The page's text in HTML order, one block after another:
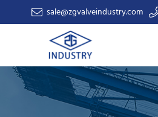
sale@zgvalveindustry.com